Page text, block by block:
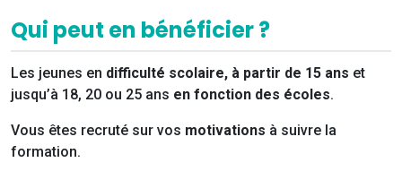
Qui peut en bénéficier ?
Les jeunes en difficulté scolaire, à partir de 15 ans et
jusqu’à 18, 20 ou 25 ans en fonction des écoles.
Vous êtes recruté sur vos motivations à suivre la
formation.